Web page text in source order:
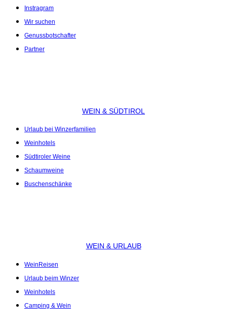
Instragram
Wir suchen
Genussbotschafter
Partner
WEIN & SÜDTIROL
Urlaub bei Winzerfamilien
Weinhotels
Südtiroler Weine
Schaumweine
Buschenschänke
WEIN & URLAUB
WeinReisen
Urlaub beim Winzer
Weinhotels
Camping & Wein